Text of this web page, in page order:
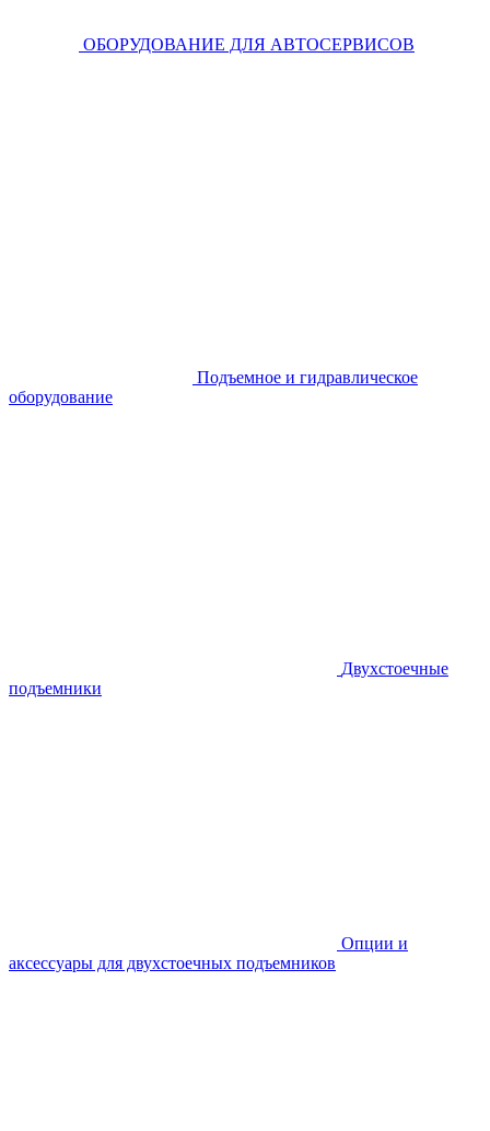
ОБОРУДОВАНИЕ ДЛЯ АВТОСЕРВИСОВ
Подъемное и гидравлическое
оборудование
Двухстоечные
подъемники
Опции и
аксессуары для двухстоечных подъемников